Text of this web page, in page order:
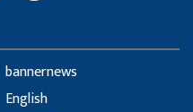
bannernews
English